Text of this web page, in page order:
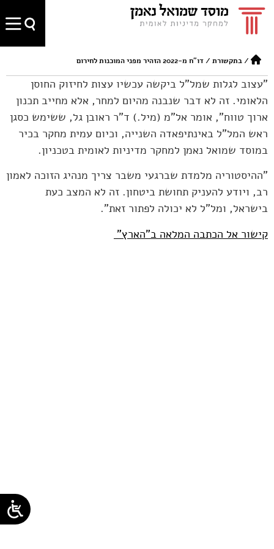
/בתקשורת /דו"ח מ-2022 הזהיר מפני המוכנות לחירום
"עצוב לגלות שמל"ל ביקשה עכשיו עצות לחיזוק החוסן
הלאומי. זה לא דבר שנבנה מהיום למחר, אלא מחייב תכנון
ארוך טווח", אומר אל"מ (מיל.) ד"ר ראובן גל, ששימש כסגן
ראש המל"ל באינתיפאדה השנייה, וכיום עמית מחקר בכיר
במוסד שמואל נאמן למחקר מדיניות לאומית בטכניון.
"ההיסטוריה מלמדת שברגעי משבר צריך מנהיג הזוכה לאמון
רב, ויודע להעניק תחושת ביטחון. זה לא המצב כעת
בישראל, ומל"ל לא יכולה לפתור זאת".
קישור אל הכתבה המלאה ב"הארץ"